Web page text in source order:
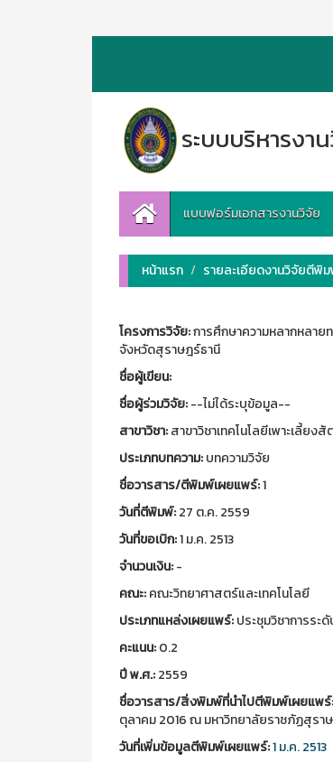
ระบบบริหารงา
แบบฟอร์มเอกสารงานวิจัย
หน้าแรก รายละเอียดงานวิจัยตีพิ
โครงการวิจัย:การศึกษาความหลากหลาย
จังหวัดสุราษฎร์ธานี
ชื่อผู้เขียน:
ชื่อผู้ร่วมวิจัย:--ไม่ได้ระบุข้อมูล--
สาขาวิชา:สาขาวิชาเทคโนโลยีเพาะเลี้ยงสั
ประเภทบทความ:บทความวิจัย
ชื่อวารสาร/ตีพิมพ์เผยแพร์:1
วันที่ตีพิมพ์:27 ต.ค. 2559
วันที่ขอเบิก:1 ม.ค. 2513
จำนวนเงิน:-
คณะ:คณะวิทยาศาสตร์และเทคโนโลยี
ประเภทแหล่งเผยแพร์:ประชุมวิชาการระ
คะแนน:0.2
ปี พ.ศ.:2559
ชื่อวารสาร/สิ่งพิมพ์ที่นำไปตีพิมพ์เผยแพร์:
ตุลาคม 2016 ณ มหาวิทยาลัยราชภัฏสุรา
วันที่เพิ่มข้อมูลตีพิมพ์เผยแพร์:1 ม.ค. 2513